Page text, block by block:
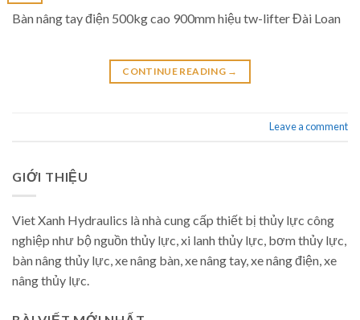
Bàn nâng tay điện 500kg cao 900mm hiệu tw-lifter Đài Loan
CONTINUE READING →
Leave a comment
GIỚI THIỆU
Viet Xanh Hydraulics là nhà cung cấp thiết bị thủy lực công
nghiệp như bộ nguồn thủy lực, xi lanh thủy lực, bơm thủy lực,
bàn nâng thủy lực, xe nâng bàn, xe nâng tay, xe nâng điện, xe
nâng thủy lực.